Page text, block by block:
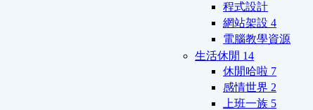
程式設計
網站架設 4
電腦教學資源
生活休閒 14
休閒哈啦 7
感情世界 2
上班一族 5